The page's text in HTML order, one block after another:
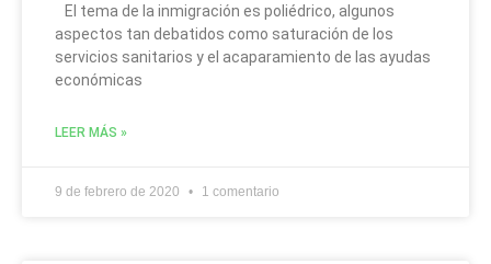
El tema de la inmigración es poliédrico, algunos
aspectos tan debatidos como saturación de los
servicios sanitarios y el acaparamiento de las ayudas
económicas
LEER MÁS »
9 de febrero de 2020 1 comentario